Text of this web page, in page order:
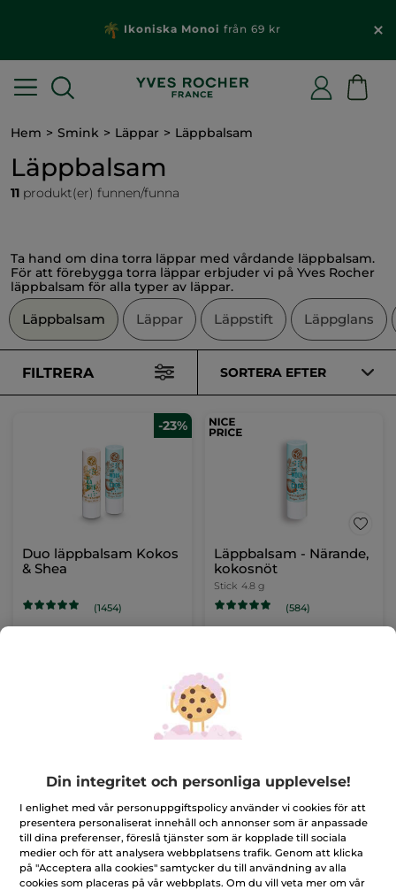
Ikoniska Monoi från 69 kr
Hem Smink Läppar Läppbalsam
Läppbalsam
11 produkt(er) funnen/funna
Ta hand om dina torra läppar med vårdande läppbalsam.
För att förebygga torra läppar erbjuder vi på Yves Rocher
läppbalsam för alla typer av läppar.
Läppbalsam Läppar Läppstift Läppglans
FILTRERA SORTERA EFTER
-23%
Duo läppbalsam Kokos
& Shea
(1454)
Läppbalsam - Närande,
kokosnöt
Stick 4.8 g
(584)
Din integritet och personliga upplevelse!
I enlighet med vår personuppgiftspolicy använder vi cookies för att
presentera personaliserat innehåll och annonser som är anpassade
till dina preferenser, föreslå tjänster som är kopplade till sociala
medier och för att analysera webbplatsens trafik. Genom att klicka
på "Acceptera alla cookies" samtycker du till användning av alla
cookies som placeras på vår webbplats. Om du vill veta mer om vår